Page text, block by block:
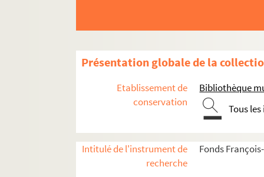
Présentation globale de la
Etablissement de
conservation
Bibliothèque
Tous
Intitulé de l'instrument de
recherche
Fonds
Pierre LELIEVRE
Pierre LÉON
Paul LEULLIOT
Jean-Jacques LÉVÊQUE
Madame Roger LEVY